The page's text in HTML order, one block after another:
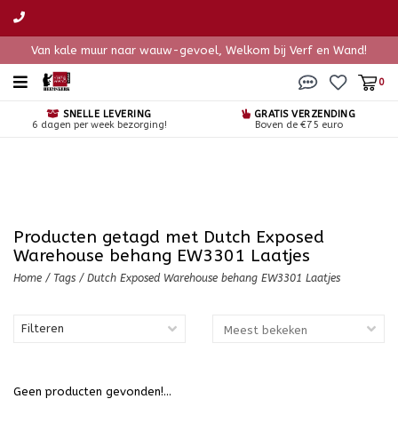
Van kale muur naar wauw-gevoel, Welkom bij Verf en Wand!
0
SNELLE LEVERING
6 dagen per week bezorging!
GRATIS VERZENDING
Boven de €75 euro
Producten getagd met Dutch Exposed
Warehouse behang EW3301 Laatjes
Home / Tags / Dutch Exposed Warehouse behang EW3301 Laatjes
Filteren
Geen producten gevonden!...